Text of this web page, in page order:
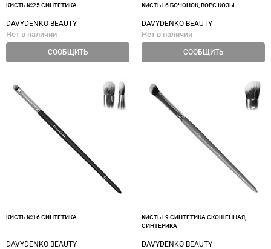
КИСТЬ №25 СИНТЕТИКА
DAVYDENKO BEAUTY
Нет в наличии
СООБЩИТЬ
КИСТЬ L6 БОЧОНОК, ВОРС КОЗЫ
DAVYDENKO BEAUTY
Нет в наличии
СООБЩИТЬ
КИСТЬ №16 СИНТЕТИКА
DAVYDENKO BEAUTY
КИСТЬ L9 СИНТЕТИКА СКОШЕННАЯ,
СИНТЕРИКА
DAVYDENKO BEAUTY